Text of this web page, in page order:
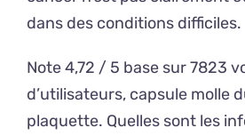
dans des conditions difficiles.
Note 4,72 / 5 base sur 7823
d’utilisateurs, capsule molle
plaquette. Quelles sont les